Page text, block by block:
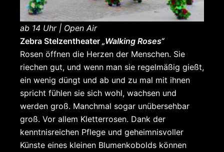
ab 14 Uhr | Open Air
Zebra Stelzentheater „Walking Roses“
Rosen öffnen die Herzen der Menschen. Sie
riechen gut, und wenn man sie regelmäßig gießt,
ein wenig düngt und ab und zu mal mit ihnen
spricht fühlen sie sich wohl, wachsen und
werden groß. Manchmal sogar unübersehbar
groß. Vor allem Kletterrosen. Dank der
kenntnisreichen Pflege und geheimnisvoller
Künste eines kleinen Blumenkobolds können